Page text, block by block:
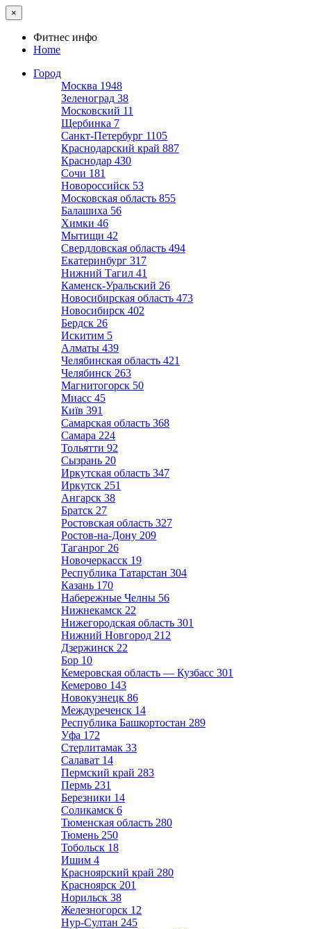
×
Фитнес инфо
Home
Город
Москва 1948
Зеленоград 38
Московский 11
Щербинка 7
Санкт-Петербург 1105
Краснодарский край 887
Краснодар 430
Сочи 181
Новороссийск 53
Московская область 855
Балашиха 56
Химки 46
Мытищи 42
Свердловская область 494
Екатеринбург 317
Нижний Тагил 41
Каменск-Уральский 26
Новосибирская область 473
Новосибирск 402
Бердск 26
Искитим 5
Алматы 439
Челябинская область 421
Челябинск 263
Магнитогорск 50
Миасс 45
Київ 391
Самарская область 368
Самара 224
Тольятти 92
Сызрань 20
Иркутская область 347
Иркутск 251
Ангарск 38
Братск 27
Ростовская область 327
Ростов-на-Дону 209
Таганрог 26
Новочеркасск 19
Республика Татарстан 304
Казань 170
Набережные Челны 56
Нижнекамск 22
Нижегородская область 301
Нижний Новгород 212
Дзержинск 22
Бор 10
Кемеровская область — Кузбасс 301
Кемерово 143
Новокузнецк 86
Междуреченск 14
Республика Башкортостан 289
Уфа 172
Стерлитамак 33
Салават 14
Пермский край 283
Пермь 231
Березники 14
Соликамск 6
Тюменская область 280
Тюмень 250
Тобольск 18
Ишим 4
Красноярский край 280
Красноярск 201
Норильск 38
Железногорск 12
Нур-Султан 245